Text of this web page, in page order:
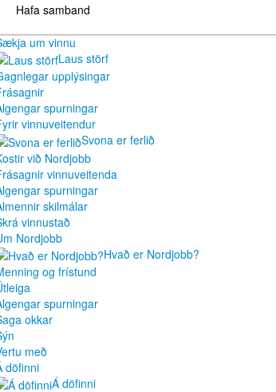
Hafa samband
um vinnu
Laus störf
upplýsingar
spurningar
vinnuveitendur
Svona er ferlið
við Nordjobb
vinnuveitenda
spurningar
skilmálar
vinnustað
Nordjobb
Hvað er Nordjobb?
og frístund
spurningar
okkar
með
döfinni
Á döfinni